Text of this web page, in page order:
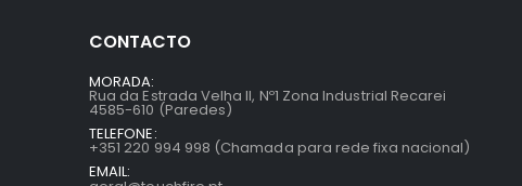
CONTACTO
MORADA:
Rua da Estrada Velha II, Nº1 Zona Industrial Recarei
4585-610 (Paredes)
TELEFONE:
+351 220 994 998 (Chamada para rede fixa nacional)
EMAIL: